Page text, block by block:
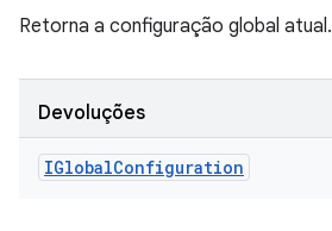
Retorna a configuração global atual.
Devoluções
IGlobalConfiguration